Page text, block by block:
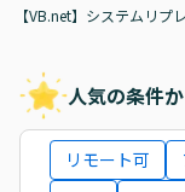
【VB.net】システムリプ
人気の条件
リモート可